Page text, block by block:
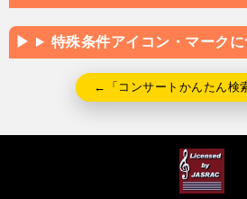
特殊条件アイコン・マークに
←「コンサートかんたん検